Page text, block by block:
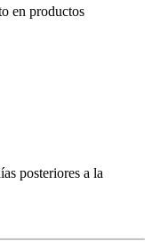
en productos
posteriores a la